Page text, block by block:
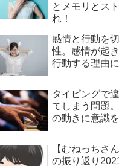
とメモリとス
れ！
感情と行動を
性。感情が起
行動する理由
タイピングで
てしまう問題
の動きに意識
【むねっちさ
の振り返り